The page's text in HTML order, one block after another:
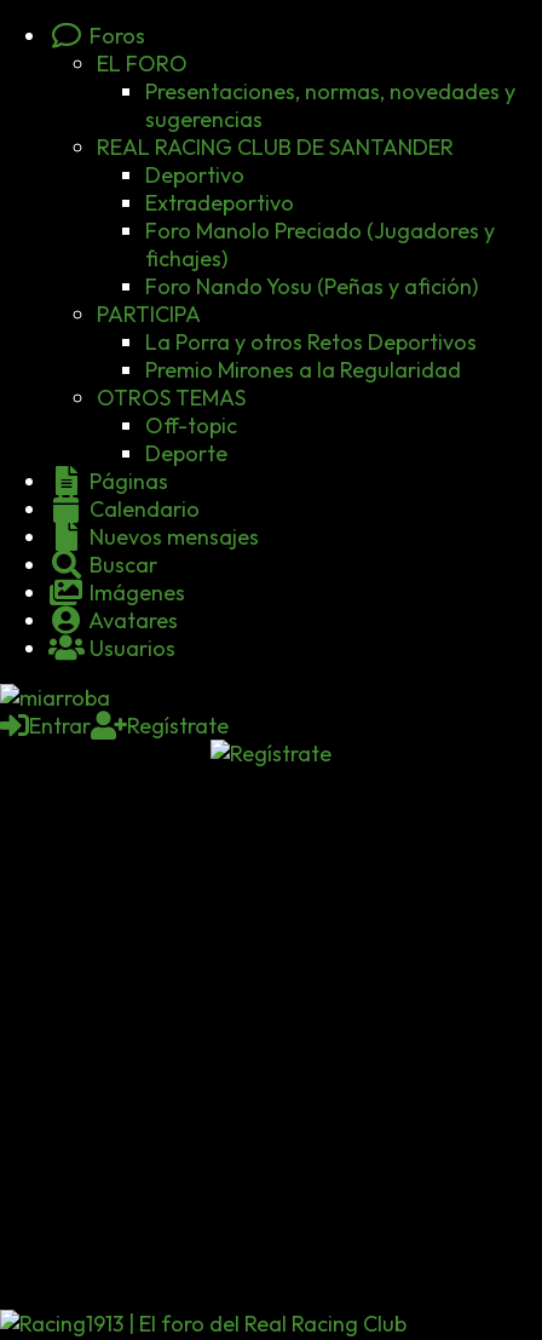
Foros
EL FORO
Presentaciones, normas, novedades y
sugerencias
REAL RACING CLUB DE SANTANDER
Deportivo
Extradeportivo
Foro Manolo Preciado (Jugadores y
fichajes)
Foro Nando Yosu (Peñas y afición)
PARTICIPA
La Porra y otros Retos Deportivos
Premio Mirones a la Regularidad
OTROS TEMAS
Off-topic
Deporte
Páginas
Calendario
Nuevos mensajes
Buscar
Imágenes
Avatares
Usuarios
Entrar Regístrate